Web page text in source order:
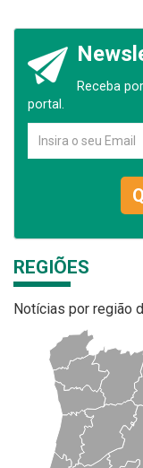
Receba
portal.
REGIÕES
Notícias por região